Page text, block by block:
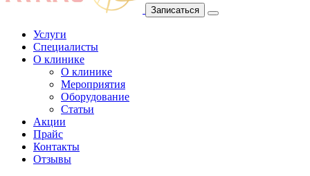
Записаться
Услуги
Специалисты
О клинике
О клинике
Мероприятия
Оборудование
Статьи
Акции
Прайс
Контакты
Отзывы